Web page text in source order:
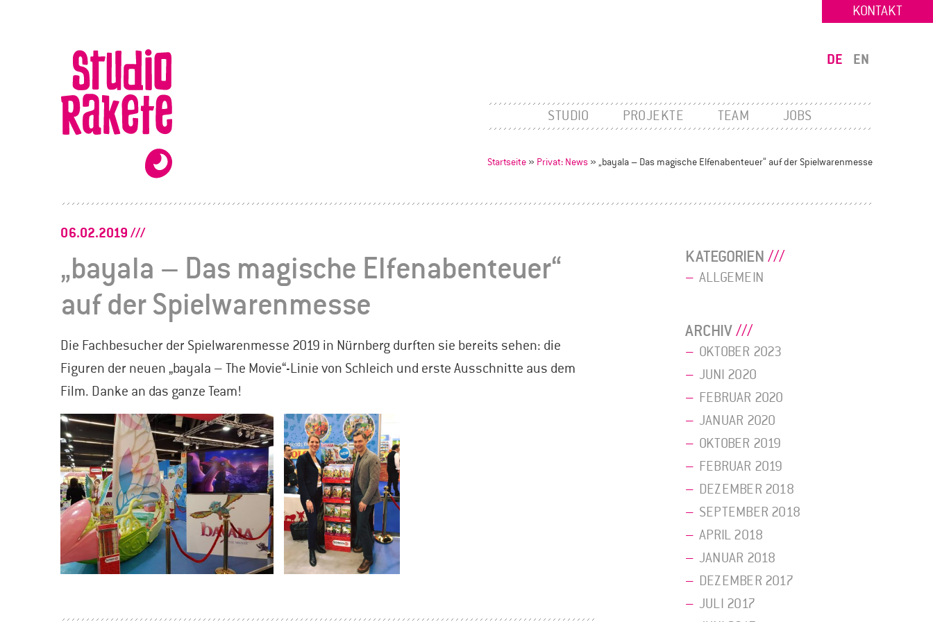
DE EN
STUDIO PROJEKTE TEAM JOBS
Startseite » Privat: News » „bayala – Das magische Elfenabenteuer“ auf der Spielwarenmesse
KONTAKT
06.02.2019
„bayala – Das magische Elfenabenteuer“
auf der Spielwarenmesse
Die Fachbesucher der Spielwarenmesse 2019 in Nürnberg durften sie bereits sehen: die
Figuren der neuen „bayala – The Movie“-Linie von Schleich und erste Ausschnitte aus dem
Film. Danke an das ganze Team!
KATEGORIEN
ALLGEMEIN
ARCHIV
OKTOBER 2023
JUNI 2020
FEBRUAR 2020
JANUAR 2020
OKTOBER 2019
FEBRUAR 2019
DEZEMBER 2018
SEPTEMBER 2018
APRIL 2018
JANUAR 2018
DEZEMBER 2017
JULI 2017